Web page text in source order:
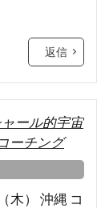
返信
ール的宇宙
ーチング
） 沖縄 コ